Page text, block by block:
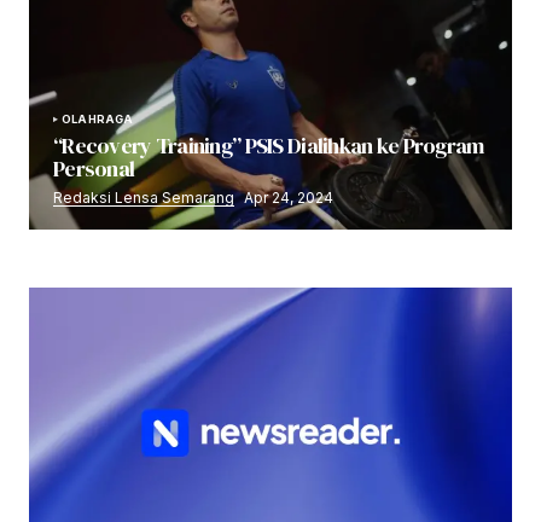
OLAHRAGA
“Recovery Training” PSIS Dialihkan ke Program
Personal
Redaksi Lensa Semarang Apr 24, 2024